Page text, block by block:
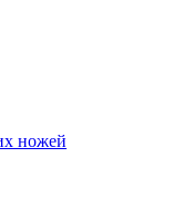
ножей